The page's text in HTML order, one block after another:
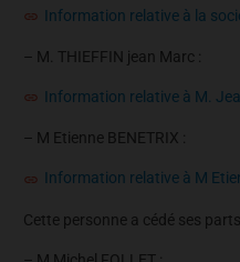
Information relative à la
– M. THIEFFIN jean Marc :
Information relative à M.
– M Etienne BENETRIX :
Information relative à M
Cette personne a cédé ses